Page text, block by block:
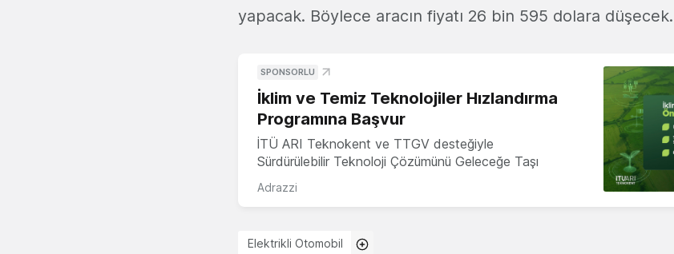
yapacak. Böylece aracın fiyatı 26 bin 595 dolara düşecek.
SPONSORLU
İklim ve Temiz Teknolojiler Hızlandırma
Programına Başvur
İTÜ ARI Teknokent ve TTGV desteğiyle
Sürdürülebilir Teknoloji Çözümünü Geleceğe Taşı
Adrazzi
Elektrikli Otomobil